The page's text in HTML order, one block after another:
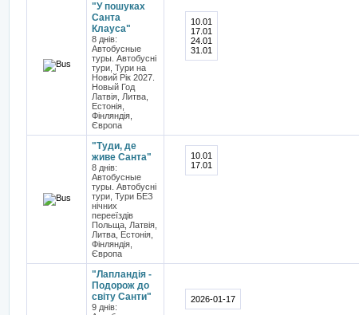
"У пошуках
Санта
Клауса"
8 днів:
Автобусные
туры. Автобусні
тури, Тури на
Новий Рік 2027.
Новый Год
Латвія, Литва,
Естонія,
Фінляндія,
Європа
10.01
17.01
24.01
31.01
"Туди, де
живе Санта"
8 днів:
Автобусные
туры. Автобусні
тури, Тури БЕЗ
нічних
перееїздів
Польща, Латвія,
Литва, Естонія,
Фінляндія,
Європа
10.01
17.01
"Лапландія -
Подорож до
світу Санти"
9 днів:
2026-01-17